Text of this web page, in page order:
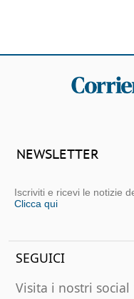
NEWSLETTER
Iscriviti e ricevi le notizie
Clicca qui
SEGUICI
Visita i nostri